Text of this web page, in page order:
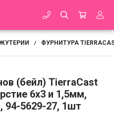
/ ФУРНИТУРА
(бейл) TierraCast
6х3 и 1,5мм,
94-5629-27, 1шт